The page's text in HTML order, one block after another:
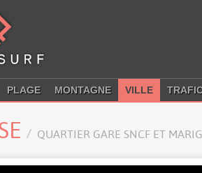
PLAGE MONTAGNE VILLE
QUARTIER GARE SNCF ET